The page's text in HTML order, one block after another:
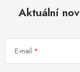
Aktuální
E-mail